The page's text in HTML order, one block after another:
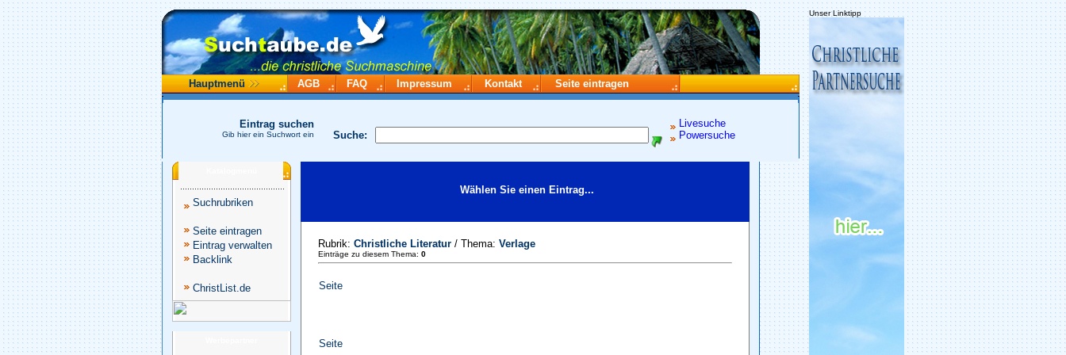
Unser Linktipp
Hauptmenü AGB FAQ Impressum Kontakt Seite eintragen
Suche:
Livesuche
Powersuche
Eintrag suchen
Gib hier ein Suchwort ein
Suchrubriken
Seite eintragen
Eintrag verwalten
Backlink
ChristList.de
Wählen Sie einen Eintrag...
Rubrik: Christliche Literatur / Thema: Verlage
Einträge zu diesem Thema: 0
Seite
Seite